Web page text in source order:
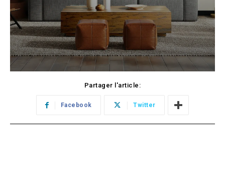
Partager l'article:
Facebook Twitter